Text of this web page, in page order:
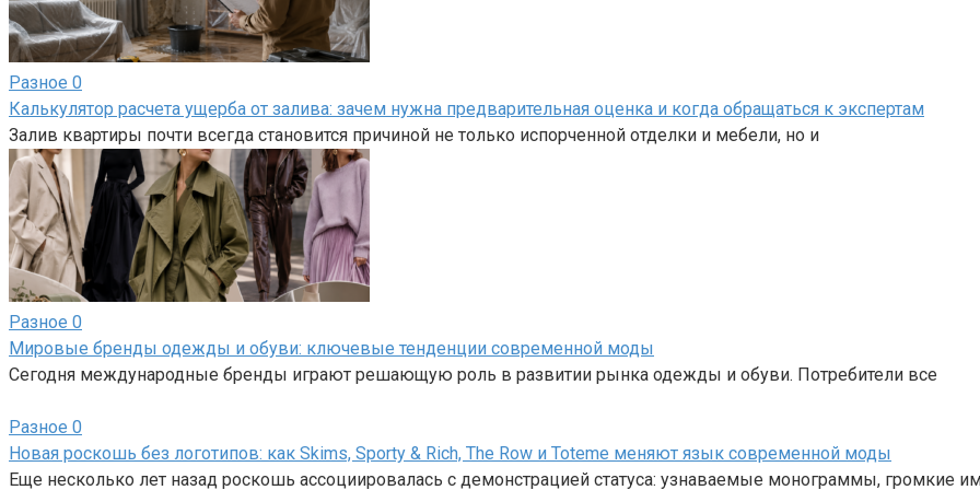
Разное 0
Калькулятор расчета ущерба от залива: зачем нужна предварительная оценка и когда обращаться к экспертам
Залив квартиры почти всегда становится причиной не только испорченной отделки и мебели, но и
Разное 0
Мировые бренды одежды и обуви: ключевые тенденции современной моды
Сегодня международные бренды играют решающую роль в развитии рынка одежды и обуви. Потребители все
Разное 0
Новая роскошь без логотипов: как Skims, Sporty & Rich, The Row и Toteme меняют язык современной моды
Еще несколько лет назад роскошь ассоциировалась с демонстрацией статуса: узнаваемые монограммы, громкие